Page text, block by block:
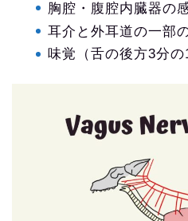
胸腔・腹腔内臓器の
耳介と外耳道の一部
味覚（舌の後方3分の